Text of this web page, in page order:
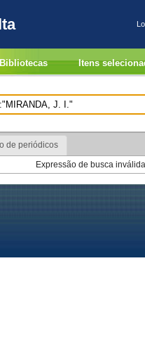
Itens
de periódicos
Expressão de busca